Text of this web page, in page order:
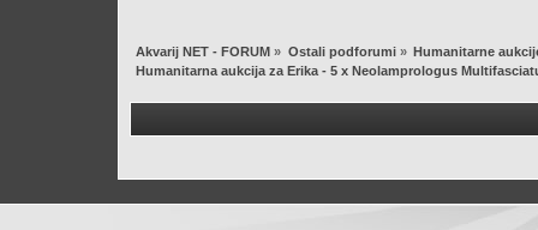
Akvarij NET - FORUM » Ostali podforumi»
Humanitarne
Humanitarna aukcija za Erika - 5 x Neolamprologus